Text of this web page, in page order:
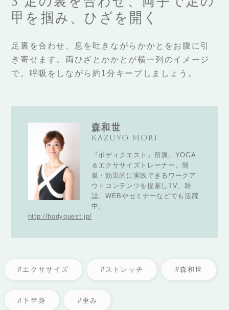
甲を掴み、ひざを開く
足裏を合わせ、息を吐きながらかかとをお腹に引
き寄せます。両ひざとかかとが横一列のイメージ
で。呼吸をしながら約1分キープしましょう。
森和世
Kazuyo Mori
『ボディクエスト』所属。YOGA
＆エクササイズトレーナー。簡
単・効果的に実践できるワークア
ウトコンテンツを提案しTV、雑
誌、WEBやセミナーなどでも活躍
中。
http://bodyquest.jp/
#エクササイズ #ストレッチ #森和世
#下半身 #歪み